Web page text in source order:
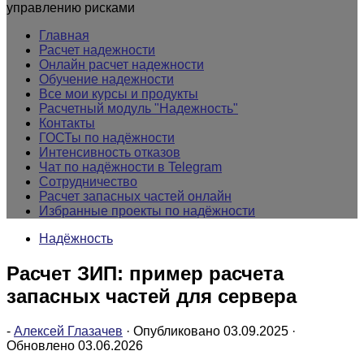
управлению рисками
Главная
Расчет надежности
Онлайн расчет надежности
Обучение надежности
Все мои курсы и продукты
Расчетный модуль "Надежность"
Контакты
ГОСТы по надёжности
Интенсивность отказов
Чат по надёжности в Telegram
Сотрудничество
Расчет запасных частей онлайн
Избранные проекты по надёжности
Надёжность
Расчет ЗИП: пример расчета
запасных частей для сервера
- Алексей Глазачев · Опубликовано 03.09.2025 ·
Обновлено 03.06.2026